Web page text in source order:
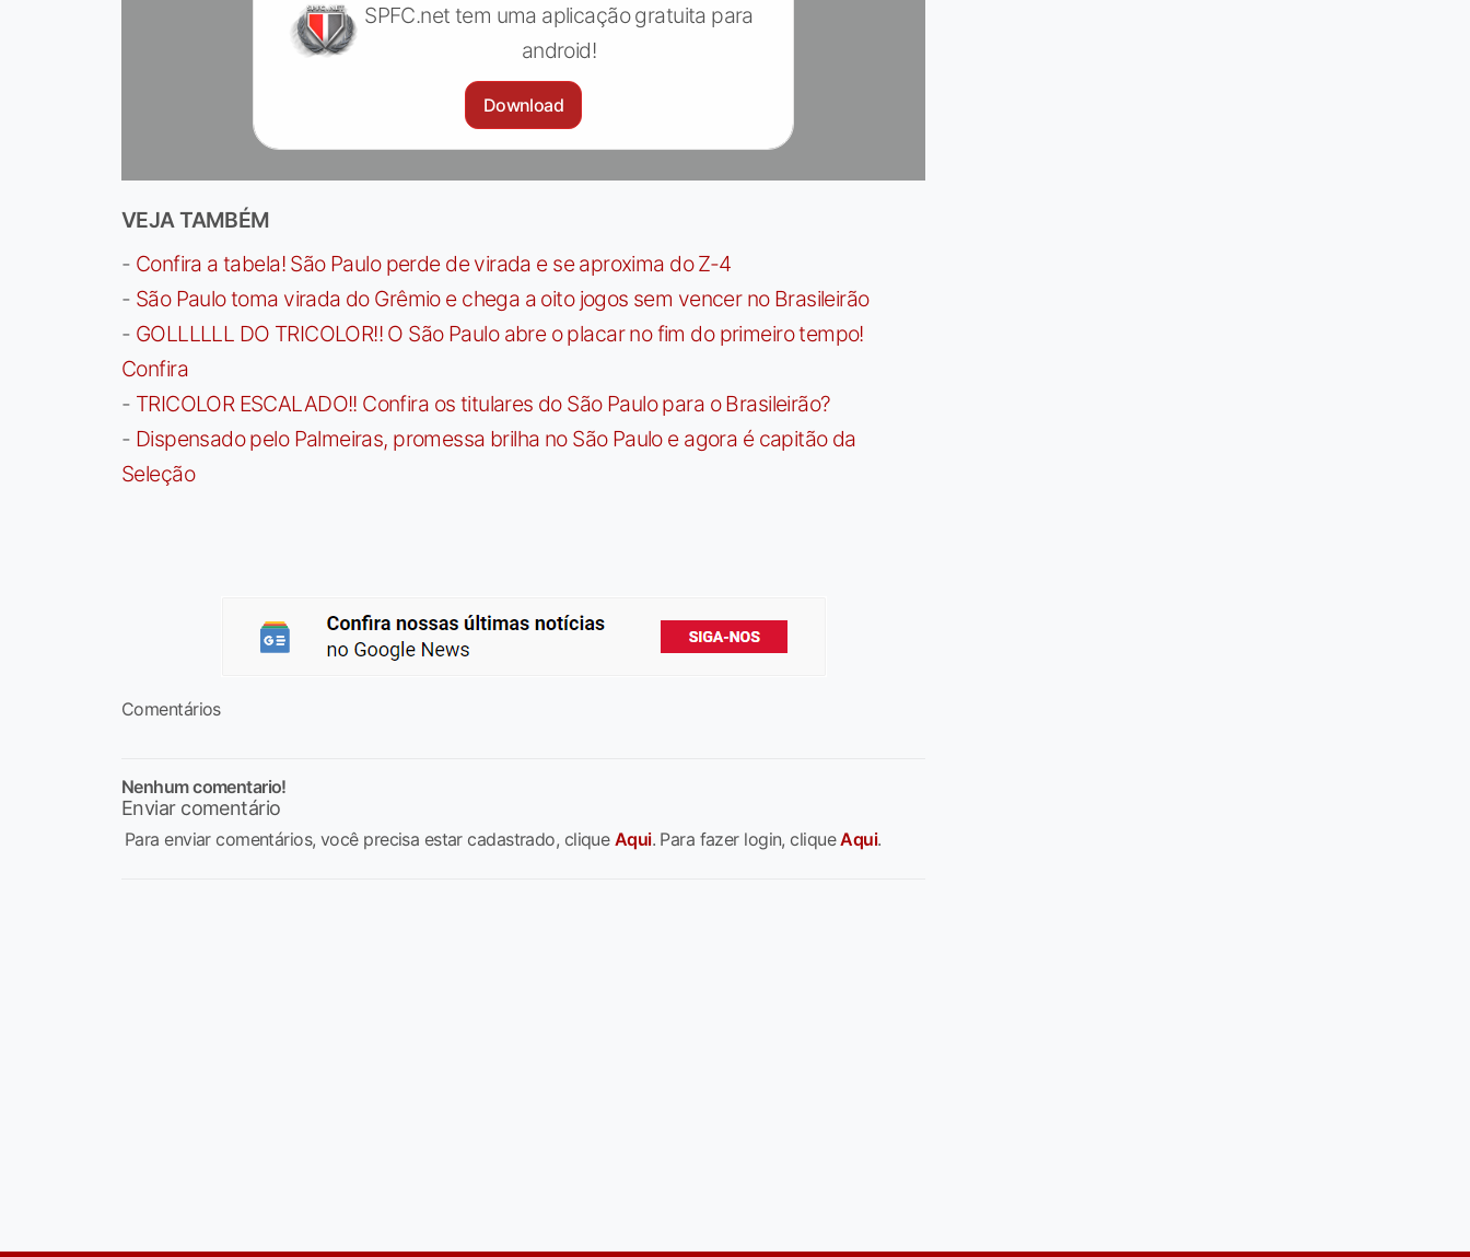
SPFC.net tem uma aplicação gratuita para
android!
Download
VEJA TAMBÉM
- Confira a tabela! São Paulo perde de virada e se aproxima do Z-4
- São Paulo toma virada do Grêmio e chega a oito jogos sem vencer no Brasileirão
- GOLLLLLL DO TRICOLOR!! O São Paulo abre o placar no fim do primeiro tempo!
Confira
- TRICOLOR ESCALADO!! Confira os titulares do São Paulo para o Brasileirão?
- Dispensado pelo Palmeiras, promessa brilha no São Paulo e agora é capitão da
Seleção
Comentários
Nenhum comentario!
Enviar comentário
Para enviar comentários, você precisa estar cadastrado, clique Aqui. Para fazer login, cliqueAqui.